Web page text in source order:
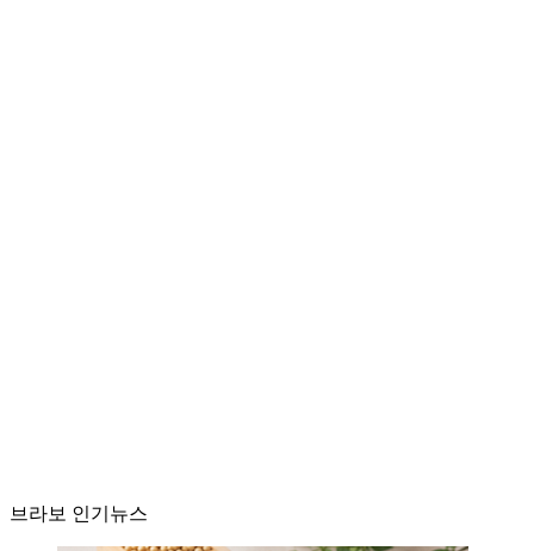
브라보 인기뉴스